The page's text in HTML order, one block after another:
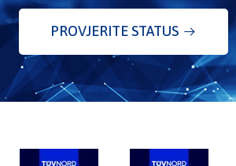
PROVJERITE STATUS